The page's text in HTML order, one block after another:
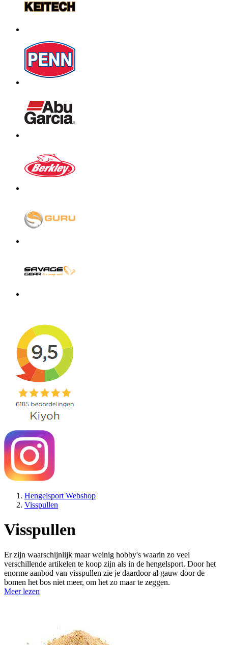
Hengelsport Webshop
Visspullen
Visspullen
Er zijn waarschijnlijk maar weinig hobby's waarin zo veel
verschillende artikelen te koop zijn als in de hengelsport. Door het
enorme aanbod van visspullen zie je daardoor al gauw door de
bomen het bos niet meer, om het zo maar te zeggen.
Meer lezen